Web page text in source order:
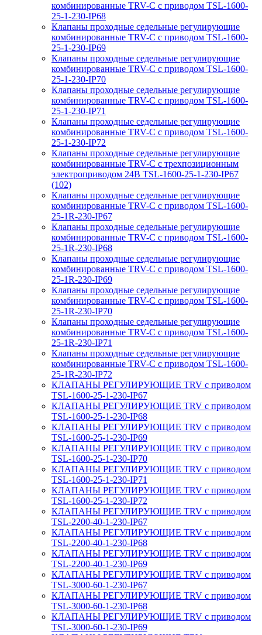
комбинированные TRV-С с приводом TSL-1600-
25-1-230-IP68
Клапаны проходные седельные регулирующие
комбинированные TRV-С с приводом TSL-1600-
25-1-230-IP69
Клапаны проходные седельные регулирующие
комбинированные TRV-С с приводом TSL-1600-
25-1-230-IP70
Клапаны проходные седельные регулирующие
комбинированные TRV-С с приводом TSL-1600-
25-1-230-IP71
Клапаны проходные седельные регулирующие
комбинированные TRV-С с приводом TSL-1600-
25-1-230-IP72
Клапаны проходные седельные регулирующие
комбинированные TRV-С с трехпозиционным
электроприводом 24В TSL-1600-25-1-230-IP67
(102)
Клапаны проходные седельные регулирующие
комбинированные TRV-С с приводом TSL-1600-
25-1R-230-IP67
Клапаны проходные седельные регулирующие
комбинированные TRV-С с приводом TSL-1600-
25-1R-230-IP68
Клапаны проходные седельные регулирующие
комбинированные TRV-С с приводом TSL-1600-
25-1R-230-IP69
Клапаны проходные седельные регулирующие
комбинированные TRV-С с приводом TSL-1600-
25-1R-230-IP70
Клапаны проходные седельные регулирующие
комбинированные TRV-С с приводом TSL-1600-
25-1R-230-IP71
Клапаны проходные седельные регулирующие
комбинированные TRV-С с приводом TSL-1600-
25-1R-230-IP72
КЛАПАНЫ РЕГУЛИРУЮЩИЕ TRV с приводом
TSL-1600-25-1-230-IP67
КЛАПАНЫ РЕГУЛИРУЮЩИЕ TRV с приводом
TSL-1600-25-1-230-IP68
КЛАПАНЫ РЕГУЛИРУЮЩИЕ TRV с приводом
TSL-1600-25-1-230-IP69
КЛАПАНЫ РЕГУЛИРУЮЩИЕ TRV с приводом
TSL-1600-25-1-230-IP70
КЛАПАНЫ РЕГУЛИРУЮЩИЕ TRV с приводом
TSL-1600-25-1-230-IP71
КЛАПАНЫ РЕГУЛИРУЮЩИЕ TRV с приводом
TSL-1600-25-1-230-IP72
КЛАПАНЫ РЕГУЛИРУЮЩИЕ TRV с приводом
TSL-2200-40-1-230-IP67
КЛАПАНЫ РЕГУЛИРУЮЩИЕ TRV с приводом
TSL-2200-40-1-230-IP68
КЛАПАНЫ РЕГУЛИРУЮЩИЕ TRV с приводом
TSL-2200-40-1-230-IP69
КЛАПАНЫ РЕГУЛИРУЮЩИЕ TRV с приводом
TSL-3000-60-1-230-IP67
КЛАПАНЫ РЕГУЛИРУЮЩИЕ TRV с приводом
TSL-3000-60-1-230-IP68
КЛАПАНЫ РЕГУЛИРУЮЩИЕ TRV с приводом
TSL-3000-60-1-230-IP69